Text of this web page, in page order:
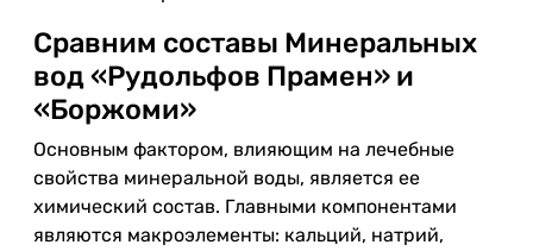
Сравним составы Минеральных
вод «Рудольфов Прамен» и
«Боржоми»
Основным фактором, влияющим на лечебные
свойства минеральной воды, является ее
химический состав. Главными компонентами
являются макроэлементы: кальций, натрий,